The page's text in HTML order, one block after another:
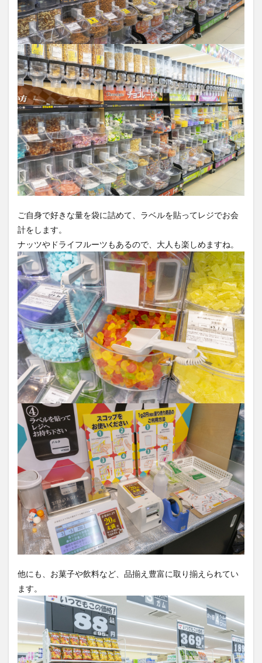
ご自身で好きな量を袋に詰めて、ラベルを貼ってレジでお会
計をします。
ナッツやドライフルーツもあるので、大人も楽しめますね。
他にも、お菓子や飲料など、品揃え豊富に取り揃えられてい
ます。